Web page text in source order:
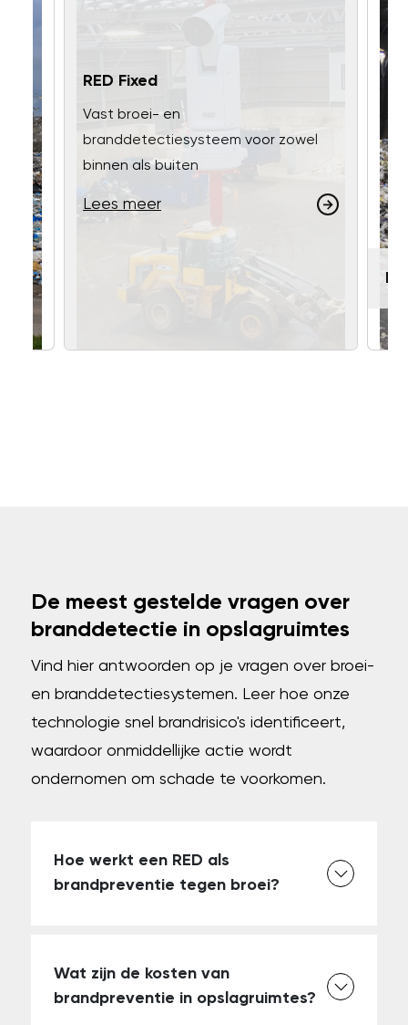
RED Fixed
Vast broei- en
branddetectiesysteem voor zowel
binnen als buiten
Lees meer
De meest gestelde vragen over
branddetectie in opslagruimtes
Vind hier antwoorden op je vragen over broei-
en branddetectiesystemen. Leer hoe onze
technologie snel brandrisico's identificeert,
waardoor onmiddellijke actie wordt
ondernomen om schade te voorkomen.
Hoe werkt een RED als
brandpreventie tegen broei?
Wat zijn de kosten van
brandpreventie in opslagruimtes?